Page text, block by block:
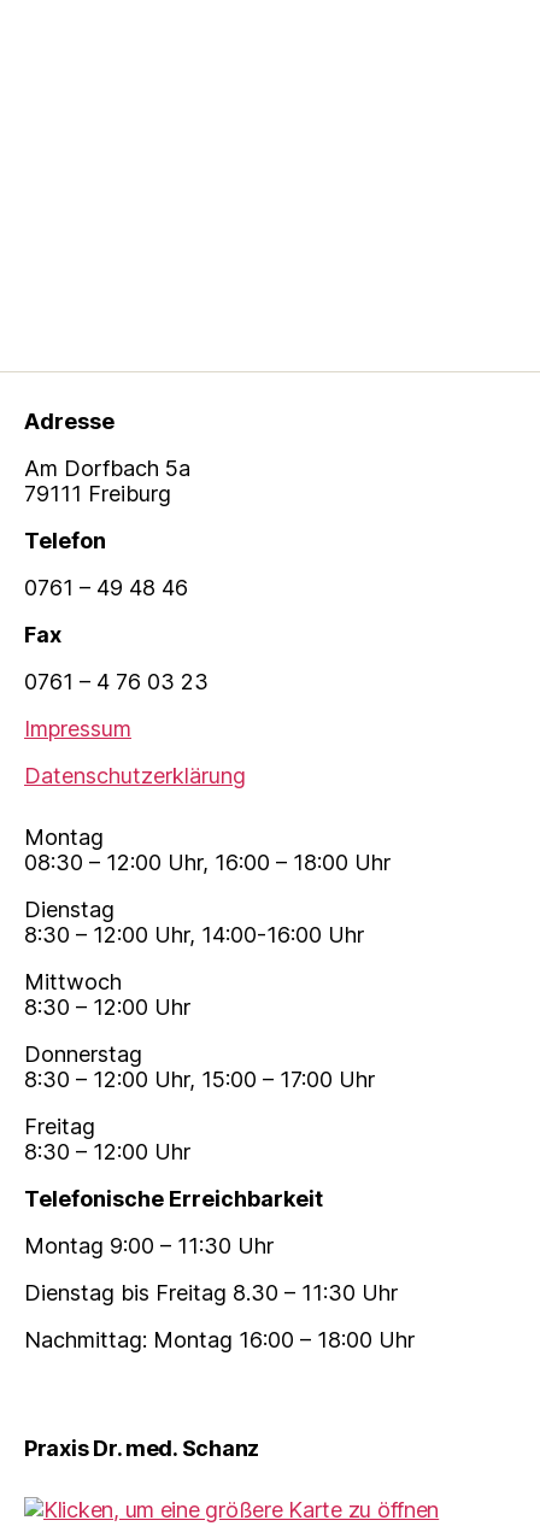
Adresse
Am Dorfbach 5a
79111 Freiburg
Telefon
0761 – 49 48 46
Fax
0761 – 4 76 03 23
Impressum
Datenschutzerklärung
Montag
08:30 – 12:00 Uhr, 16:00 – 18:00 Uhr
Dienstag
8:30 – 12:00 Uhr, 14:00-16:00 Uhr
Mittwoch
8:30 – 12:00 Uhr
Donnerstag
8:30 – 12:00 Uhr, 15:00 – 17:00 Uhr
Freitag
8:30 – 12:00 Uhr
Telefonische Erreichbarkeit
Montag 9:00 – 11:30 Uhr
Dienstag bis Freitag 8.30 – 11:30 Uhr
Nachmittag: Montag 16:00 – 18:00 Uhr
Praxis Dr. med. Schanz